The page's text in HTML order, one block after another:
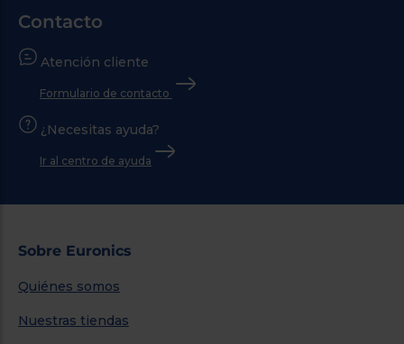
Contacto
Atención cliente
Formulario de contacto
¿Necesitas ayuda?
Ir al centro de ayuda
Sobre Euronics
Quiénes somos
Nuestras tiendas